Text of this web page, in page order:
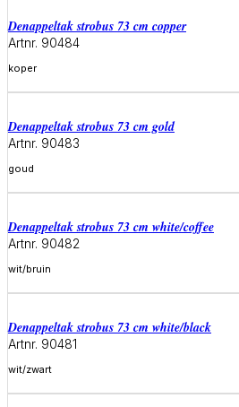
denappeltak strobus 73 cm copper
Artnr. 90484
koper
denappeltak strobus 73 cm gold
Artnr. 90483
goud
denappeltak strobus 73 cm white/coffee
Artnr. 90482
wit/bruin
denappeltak strobus 73 cm white/black
Artnr. 90481
wit/zwart